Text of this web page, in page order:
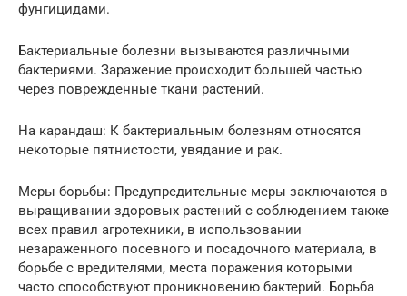
фунгицидами.
Бактериальные болезни вызываются различными
бактериями. Заражение происходит большей частью
через поврежденные ткани растений.
На карандаш: К бактериальным болезням относятся
некоторые пятнистости, увядание и рак.
Меры борьбы: Предупредительные меры заключаются в
выращивании здоровых растений с соблюдением также
всех правил агротехники, в использовании
незараженного посевного и посадочного материала, в
борьбе с вредителями, места поражения которыми
часто способствуют проникновению бактерий. Борьба